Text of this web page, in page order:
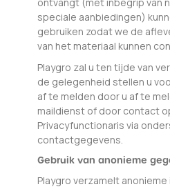
speciale aanbiedingen)
gebruiken zodat we de
van het materiaal kunnen
Playgro zal u ten tijde van
de gelegenheid stellen u
af te melden door u af te
maildienst of door contact
Privacyfunctionaris via
contactgegevens.
Gebruik van anonieme
Playgro verzamelt